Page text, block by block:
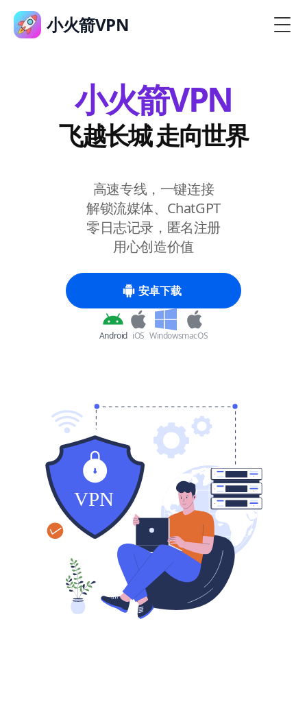
小火箭VPN
小火箭VPN
飞越长城 走向世界
高速专线，一键连接
解锁流媒体、ChatGPT
零日志记录，匿名注册
用心创造价值
安卓下载
Android iOS WindowsmacOS